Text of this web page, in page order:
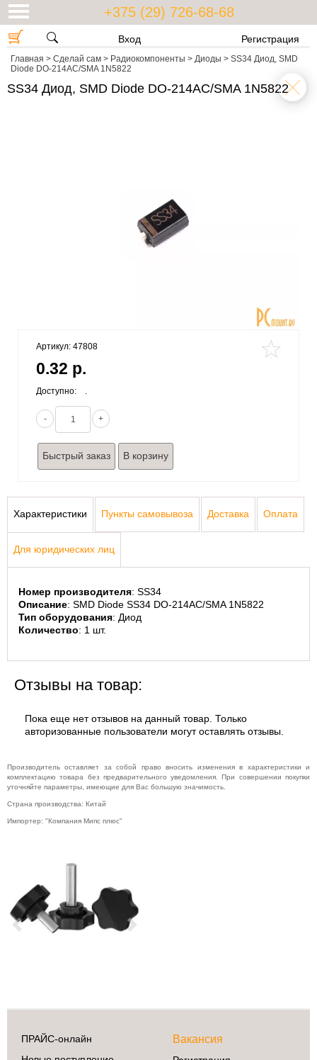
+375 (29) 726-68-68
Вход Регистрация
Previous Next
Главная > Сделай сам > Радиокомпоненты > Диоды > SS34 Диод, SMD
Diode DO-214AC/SMA 1N5822
SS34 Диод, SMD Diode DO-214AC/SMA 1N5822
Артикул: 47808
0.32 р.
Доступно:
- +
Быстрый заказ
Характеристики Пункты самовывоза Доставка Оплата
Для юридических лиц
Номер производителя: SS34
Описание: SMD Diode SS34 DO-214AC/SMA 1N5822
Тип оборудования: Диод
Количество: 1 шт.
Отзывы на товар:
Пока еще нет отзывов на данный товар. Только
авторизованные пользователи могут оставлять отзывы.
Производитель оставляет за собой право вносить изменения в характеристики и
комплектацию товара без предварительного уведомления. При совершении покупки
уточняйте параметры, имеющие для Вас большую значимость.
Страна производства: Китай
Импортер: "Компания Мипс плюс"
ПРАЙС-онлайн
Вакансия